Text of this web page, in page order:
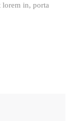
lorem in, porta